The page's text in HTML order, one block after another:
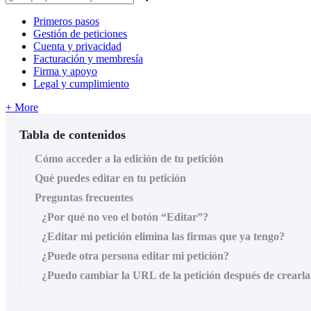
Primeros pasos
Gestión de peticiones
Cuenta y privacidad
Facturación y membresía
Firma y apoyo
Legal y cumplimiento
+ More
Tabla de contenidos
Cómo acceder a la edición de tu petición
Qué puedes editar en tu petición
Preguntas frecuentes
¿Por qué no veo el botón “Editar”?
¿Editar mi petición elimina las firmas que ya tengo?
¿Puede otra persona editar mi petición?
¿Puedo cambiar la URL de la petición después de